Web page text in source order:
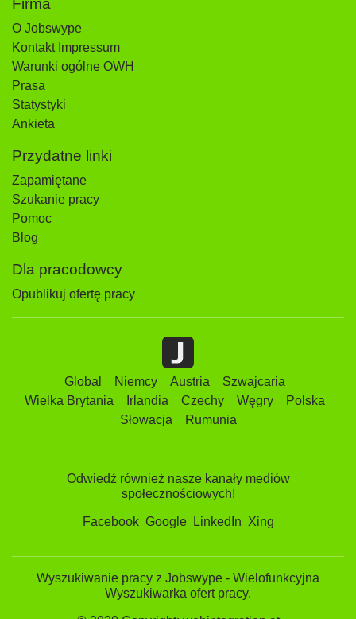
Firma
O Jobswype
Kontakt Impressum
Warunki ogólne OWH
Prasa
Statystyki
Ankieta
Przydatne linki
Zapamiętane
Szukanie pracy
Pomoc
Blog
Dla pracodowcy
Opublikuj ofertę pracy
Global Niemcy Austria
Szwajcaria
Wielka Brytania
Irlandia Czechy Węgry
Polska
Słowacja
Rumunia
Odwiedź również nasze kanały mediów
społecznościowych!
Facebook Google LinkedIn Xing
Wyszukiwanie pracy z Jobswype - Wielofunkcyjna
Wyszukiwarka ofert pracy.